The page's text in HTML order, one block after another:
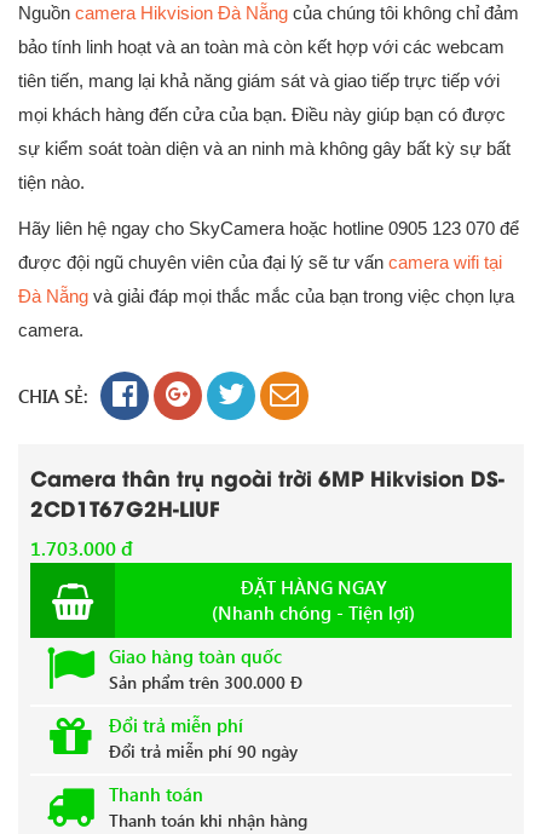
Nguồn camera Hikvision Đà Nẵng của chúng tôi không chỉ đảm
bảo tính linh hoạt và an toàn mà còn kết hợp với các webcam
tiên tiến, mang lại khả năng giám sát và giao tiếp trực tiếp với
mọi khách hàng đến cửa của bạn. Điều này giúp bạn có được
sự kiểm soát toàn diện và an ninh mà không gây bất kỳ sự bất
tiện nào.
Hãy liên hệ ngay cho SkyCamera hoặc hotline 0905 123 070 để
được đội ngũ chuyên viên của đại lý sẽ tư vấn camera wifi tại
Đà Nẵng và giải đáp mọi thắc mắc của bạn trong việc chọn lựa
camera.
CHIA SẺ:
Camera thân trụ ngoài trời 6MP Hikvision DS-
2CD1T67G2H-LIUF
1.703.000 đ
ĐẶT HÀNG NGAY
(Nhanh chóng - Tiện lợi)
Giao hàng toàn quốc
Sản phẩm trên 300.000 Đ
Đổi trả miễn phí
Đổi trả miễn phí 90 ngày
Thanh toán
Thanh toán khi nhận hàng